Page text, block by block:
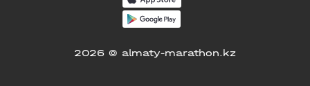
2026 © almaty-marathon.kz